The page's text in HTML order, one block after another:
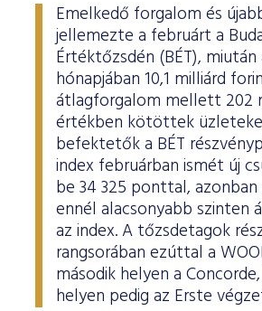
Emelkedő forgalom és
jellemezte a februárt a
Értéktőzsdén (BÉT),
hónapjában 10,1 milliárd
átlagforgalom mellett 202
értékben kötöttek
befektetők a BÉT
index februárban ismét új
be 34 325 ponttal,
ennél alacsonyabb szinten
az index. A tőzsdetagok
rangsorában ezúttal a
második helyen a
helyen pedig az Erste